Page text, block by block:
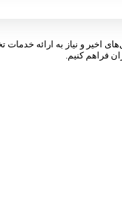
اخیر و نیاز به ارائه
فراهم کنیم.